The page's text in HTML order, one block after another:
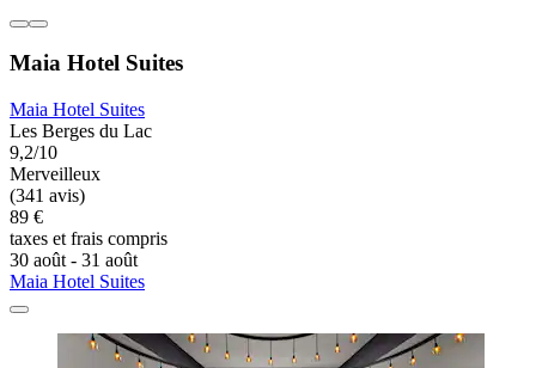
Maia Hotel Suites
Maia Hotel Suites
Les Berges du Lac
9,2/10
Merveilleux
(341 avis)
89 €
taxes et frais compris
30 août - 31 août
Maia Hotel Suites